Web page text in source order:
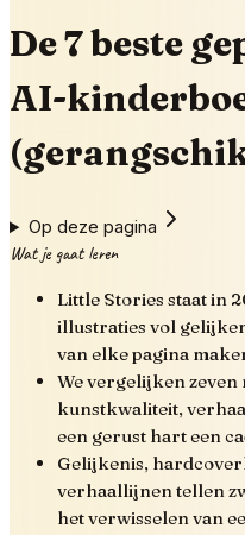
De 7 beste
AI-
Op deze pagina
Wat je gaat leren
Little Stories staat in
illustraties vol
van elke pagina
We vergelijken
kunstkwaliteit,
een gerust hart een
Gelijkenis,
verhaallijnen tellen
het verwisselen van